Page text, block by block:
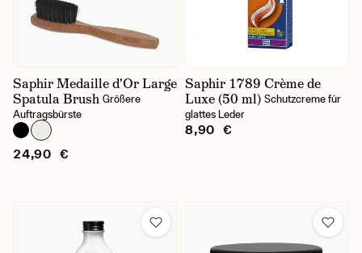
Saphir Medaille d'Or Large
Spatula Brush Größere
Auftragsbürste
24,90 €
Saphir 1789 Crème de
Luxe (50 ml) Schutzcreme für
glattes Leder
8,90 €